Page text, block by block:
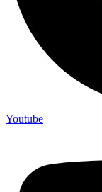
Youtube